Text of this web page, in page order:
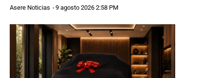
Asere Noticias -9 agosto 2026 2:58 PM